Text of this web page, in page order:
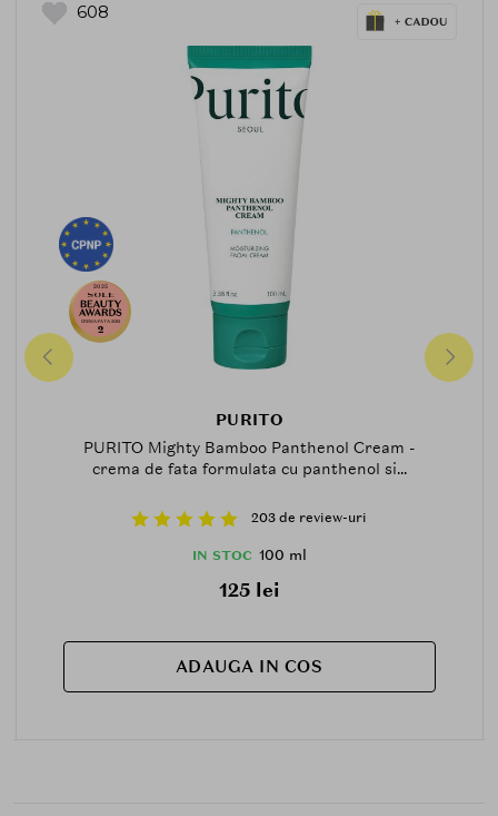
608
2025
CREMA-FATA-2025
2
PURITO
PURITO Mighty Bamboo Panthenol Cream -
crema de fata formulata cu panthenol si...
203 de review-uri
IN STOC 100 ml
125 lei
ADAUGA IN COS